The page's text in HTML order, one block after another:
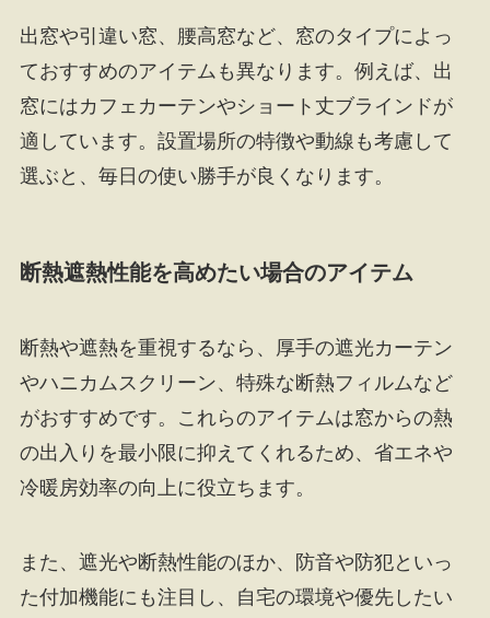
出窓や引違い窓、腰高窓など、窓のタイプによっ
ておすすめのアイテムも異なります。例えば、出
窓にはカフェカーテンやショート丈ブラインドが
適しています。設置場所の特徴や動線も考慮して
選ぶと、毎日の使い勝手が良くなります。
断熱遮熱性能を高めたい場合のアイテム
断熱や遮熱を重視するなら、厚手の遮光カーテン
やハニカムスクリーン、特殊な断熱フィルムなど
がおすすめです。これらのアイテムは窓からの熱
の出入りを最小限に抑えてくれるため、省エネや
冷暖房効率の向上に役立ちます。
また、遮光や断熱性能のほか、防音や防犯といっ
た付加機能にも注目し、自宅の環境や優先したい